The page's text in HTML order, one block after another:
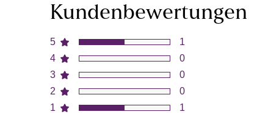
Kundenbewertungen
5
4
3
2
1
1
0
0
0
1